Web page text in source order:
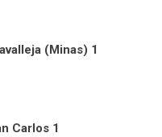
(Minas) 1
Carlos 1